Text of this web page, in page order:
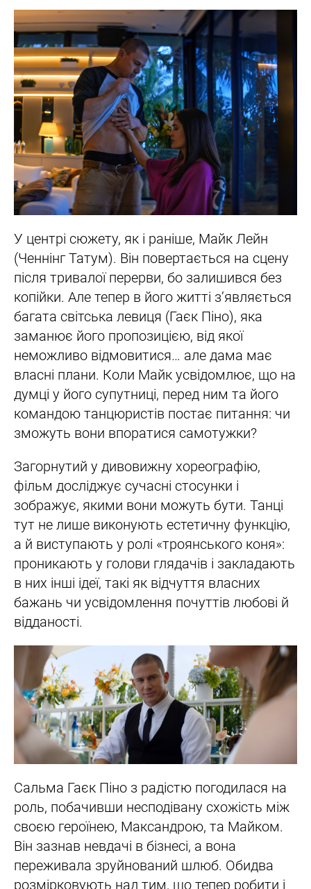
У центрі сюжету, як і раніше, Майк Лейн
(Ченнінг Татум). Він повертається на сцену
після тривалої перерви, бо залишився без
копійки. Але тепер в його житті з’являється
багата світська левиця (Гаєк Піно), яка
заманює його пропозицією, від якої
неможливо відмовитися… але дама має
власні плани. Коли Майк усвідомлює, що на
думці у його супутниці, перед ним та його
командою танцюристів постає питання: чи
зможуть вони впоратися самотужки?
Загорнутий у дивовижну хореографію,
фільм досліджує сучасні стосунки і
зображує, якими вони можуть бути. Танці
тут не лише виконують естетичну функцію,
а й виступають у ролі «троянського коня»:
проникають у голови глядачів і закладають
в них інші ідеї, такі як відчуття власних
бажань чи усвідомлення почуттів любові й
відданості.
Сальма Гаєк Піно з радістю погодилася на
роль, побачивши несподівану схожість між
своєю героїнею, Максандрою, та Майком.
Він зазнав невдачі в бізнесі, а вона
переживала зруйнований шлюб. Обидва
розмірковують над тим, що тепер робити і